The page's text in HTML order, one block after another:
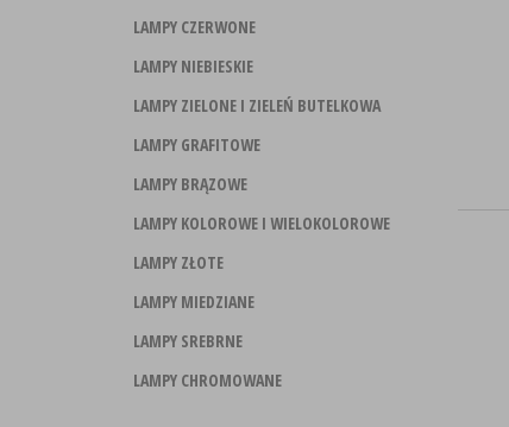
LAMPY CZERWONE
LAMPY NIEBIESKIE
LAMPY ZIELONE I ZIELEŃ BUTELKOWA
LAMPY GRAFITOWE
LAMPY BRĄZOWE
LAMPY KOLOROWE I WIELOKOLOROWE
LAMPY ZŁOTE
LAMPY MIEDZIANE
LAMPY SREBRNE
LAMPY CHROMOWANE